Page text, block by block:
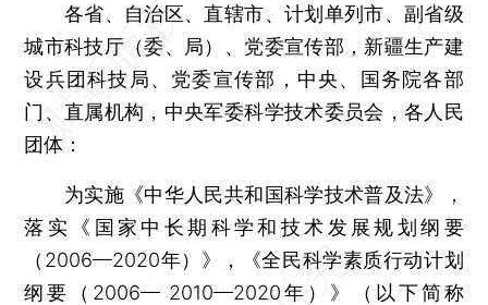
各省、自治区、直辖市、计划单列市、副省级
城市科技厅（委、局）、党委宣传部，新疆生产建
设兵团科技局、党委宣传部，中央、国务院各部
门、直属机构，中央军委科学技术委员会，各人民
团体：
为实施《中华人民共和国科学技术普及法》，
落实《国家中长期科学和技术发展规划纲要
（2006—2020年）》，《全民科学素质行动计划
纲要（2006— 2010—2020年）》（以下简称